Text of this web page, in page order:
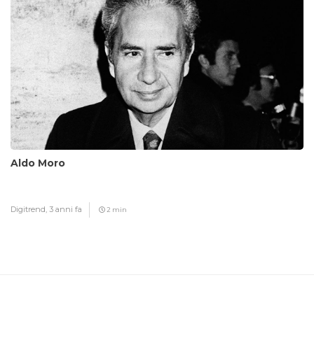
Aldo Moro
Digitrend, 3 anni fa 2 min